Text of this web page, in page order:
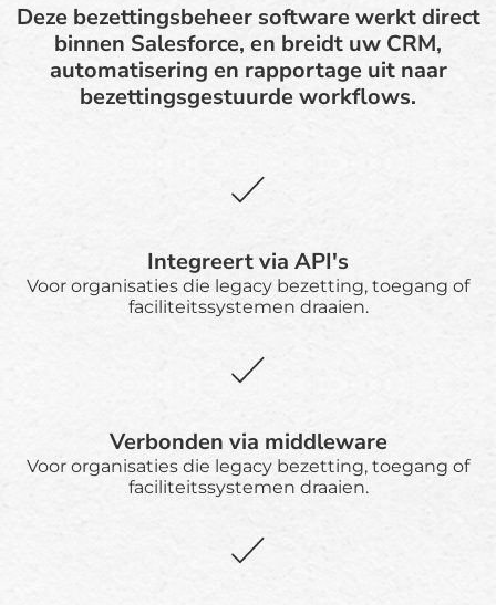
Deze bezettingsbeheer software werkt direct
binnen Salesforce, en breidt uw CRM,
automatisering en rapportage uit naar
bezettingsgestuurde workflows.
Integreert via API's
Voor organisaties die legacy bezetting, toegang of
faciliteitssystemen draaien.
Verbonden via middleware
Voor organisaties die legacy bezetting, toegang of
faciliteitssystemen draaien.